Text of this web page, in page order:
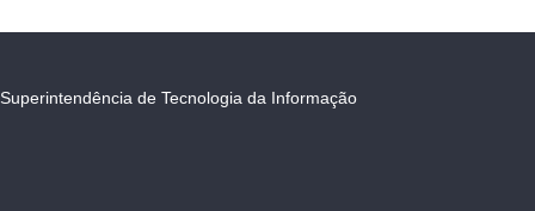
Superintendência de Tecnologia da Informação